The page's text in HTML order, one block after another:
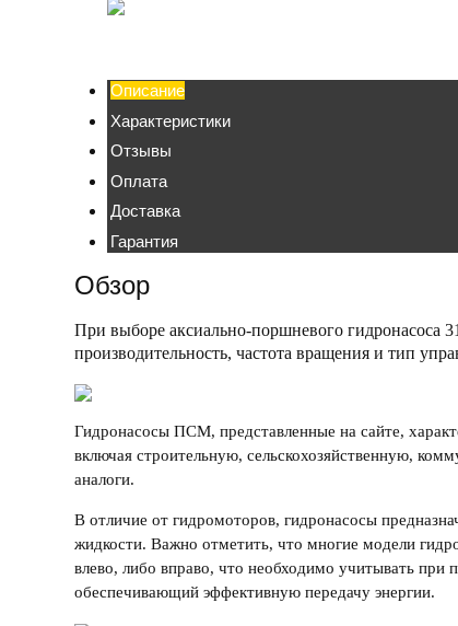
Описание
Характеристики
Отзывы
Оплата
Доставка
Гарантия
Обзор
При выборе аксиально-поршневого гидронасоса
производительность, частота вращения и тип
Гидронасосы ПСМ, представленные на сайте,
включая строительную, сельскохозяйственную,
аналоги.
В отличие от гидромоторов, гидронасосы
жидкости. Важно отметить, что многие модели
влево, либо вправо, что необходимо учитывать при
обеспечивающий эффективную передачу энергии.